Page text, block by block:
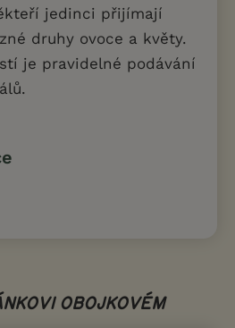
jedinci přijímají
druhy ovoce a květy.
je pravidelné podávání
OBOJKOVÉM